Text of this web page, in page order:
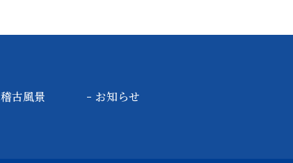
稽古風景 お知らせ